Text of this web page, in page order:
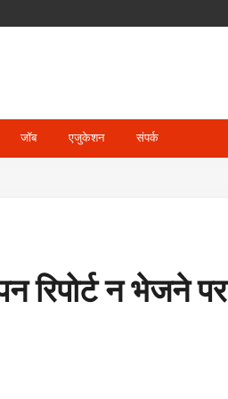
जॉब एजुकेशन संपर्क
रिपोर्ट न भेजने पर